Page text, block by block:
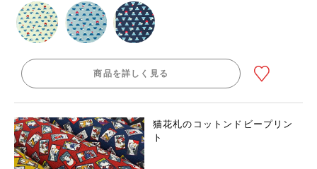
商品を詳しく見る
猫花札のコットンドビープリン
ト